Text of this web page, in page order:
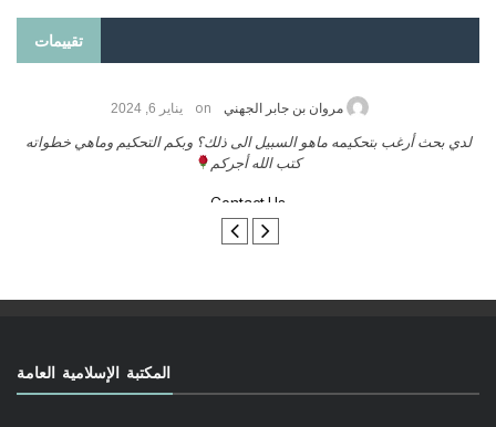
تقييمات
حامد الزريقي on يناير 25, 2026
السلام عليكم ورحمة الله وبركاتة أرغب بنشر كتابي معكم
المكتبة الإسلامية العامة